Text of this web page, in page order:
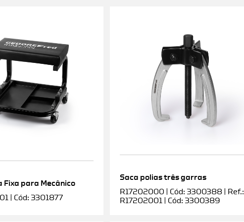
Fixa para Mecânico
| Cód: 3301877
Saca polias três garras
R17202000 | Cód: 3300388 | Ref.:
R17202001 | Cód: 3300389